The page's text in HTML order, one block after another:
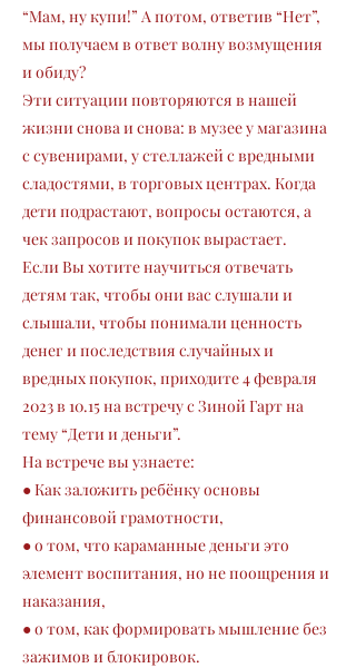
“Мам, ну купи!” А потом, ответив “Нет”,
мы получаем в ответ волну возмущения
и обиду?
Эти ситуации повторяются в нашей
жизни снова и снова: в музее у магазина
с сувенирами, у стеллажей с вредными
сладостями, в торговых центрах. Когда
дети подрастают, вопросы остаются, а
чек запросов и покупок вырастает.
Если Вы хотите научиться отвечать
детям так, чтобы они вас слушали и
слышали, чтобы понимали ценность
денег и последствия случайных и
вредных покупок, приходите 4 февраля
2023 в 10.15 на встречу с Зиной Гарт на
тему “Дети и деньги”.
На встрече вы узнаете:
● Как заложить ребёнку основы
финансовой грамотности,
● о том, что караманные деньги это
элемент воспитания, но не поощрения и
наказания,
● о том, как формировать мышление без
зажимов и блокировок.